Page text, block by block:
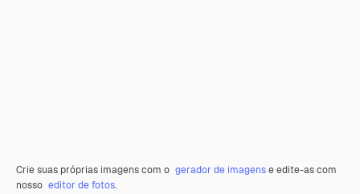
Crie suas próprias imagens com o gerador de imagense edite-as com
nosso editor de fotos.